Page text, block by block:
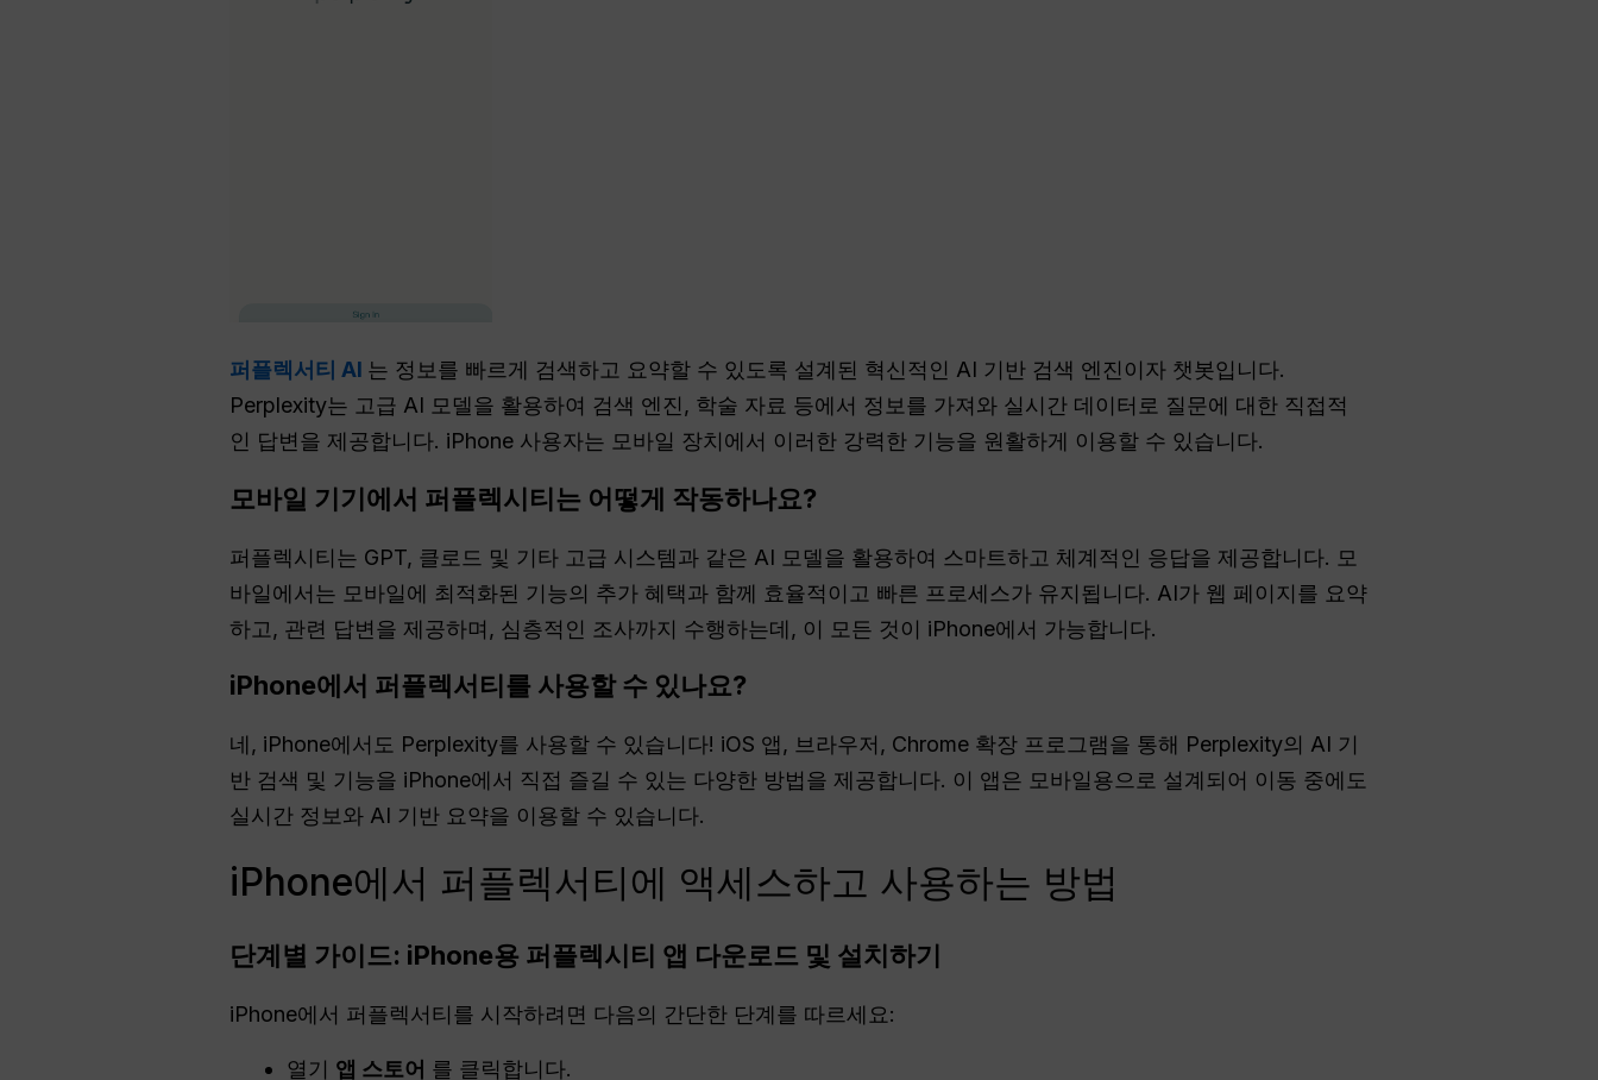
퍼플렉서티 AI 는 정보를 빠르게 검색하고 요약할 수 있도록 설계된 혁신적인 AI 기반 검색 엔진이자 챗봇입니다.
Perplexity는 고급 AI 모델을 활용하여 검색 엔진, 학술 자료 등에서 정보를 가져와 실시간 데이터로 질문에 대한 직접적
인 답변을 제공합니다. iPhone 사용자는 모바일 장치에서 이러한 강력한 기능을 원활하게 이용할 수 있습니다.
모바일 기기에서 퍼플렉시티는 어떻게 작동하나요?
퍼플렉시티는 GPT, 클로드 및 기타 고급 시스템과 같은 AI 모델을 활용하여 스마트하고 체계적인 응답을 제공합니다. 모
바일에서는 모바일에 최적화된 기능의 추가 혜택과 함께 효율적이고 빠른 프로세스가 유지됩니다. AI가 웹 페이지를 요약
하고, 관련 답변을 제공하며, 심층적인 조사까지 수행하는데, 이 모든 것이 iPhone에서 가능합니다.
iPhone에서 퍼플렉서티를 사용할 수 있나요?
네, iPhone에서도 Perplexity를 사용할 수 있습니다! iOS 앱, 브라우저, Chrome 확장 프로그램을 통해 Perplexity의 AI 기
반 검색 및 기능을 iPhone에서 직접 즐길 수 있는 다양한 방법을 제공합니다. 이 앱은 모바일용으로 설계되어 이동 중에도
실시간 정보와 AI 기반 요약을 이용할 수 있습니다.
iPhone에서 퍼플렉서티에 액세스하고 사용하는 방법
단계별 가이드: iPhone용 퍼플렉시티 앱 다운로드 및 설치하기
iPhone에서 퍼플렉서티를 시작하려면 다음의 간단한 단계를 따르세요:
열기 앱 스토어 를 클릭합니다.